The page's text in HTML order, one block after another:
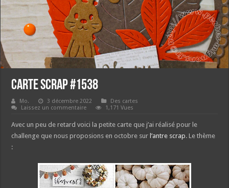
Carte scrap #1538
Mo. 3 décembre 2022
Des cartes
Laissez un commentaire
1,171 Vues
Avec un peu de retard voici la petite carte que j’ai réalisé pour le
challenge que nous proposions en octobre sur l’antre scrap. Le thème
: